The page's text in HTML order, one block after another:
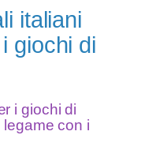
italiani
giochi di
i giochi di
con i